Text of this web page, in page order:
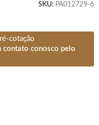
SKU: PA012729-6
cotação
contato conosco pelo